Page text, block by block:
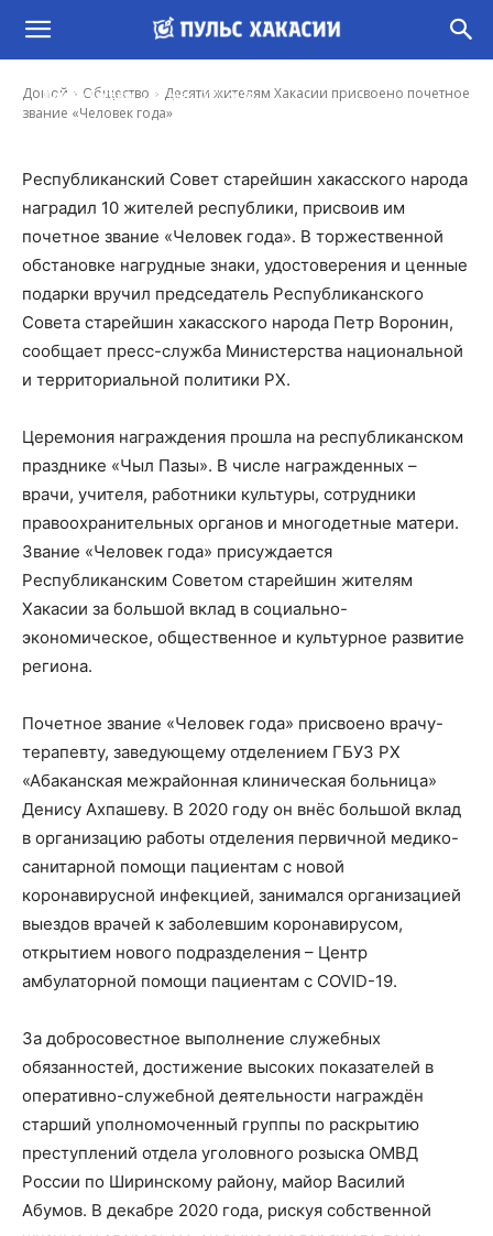
Домой Общество
Десяти жителям Хакасии присвоено почетное
звание «Человек года»
Десяти жителям Хакасии присвоено
почетное звание «Человек года»
Ирина Гусева - 21 Мар, 2021 9:58
Республиканский Совет старейшин хакасского народа
наградил 10 жителей республики, присвоив им
почетное звание «Человек года». В торжественной
обстановке нагрудные знаки, удостоверения и ценные
подарки вручил председатель Республиканского
Совета старейшин хакасского народа Петр Воронин,
сообщает пресс-служба Министерства национальной
и территориальной политики РХ.
Церемония награждения прошла на республиканском
празднике «Чыл Пазы». В числе награжденных –
врачи, учителя, работники культуры, сотрудники
правоохранительных органов и многодетные матери.
Звание «Человек года» присуждается
Республиканским Советом старейшин жителям
Хакасии за большой вклад в социально-
экономическое, общественное и культурное развитие
региона.
Почетное звание «Человек года» присвоено врачу-
терапевту, заведующему отделением ГБУЗ РХ
«Абаканская межрайонная клиническая больница»
Денису Ахпашеву. В 2020 году он внёс большой вклад
в организацию работы отделения первичной медико-
санитарной помощи пациентам с новой
коронавирусной инфекцией, занимался организацией
выездов врачей к заболевшим коронавирусом,
открытием нового подразделения – Центр
амбулаторной помощи пациентам с COVID-19.
За добросовестное выполнение служебных
обязанностей, достижение высоких показателей в
оперативно-служебной деятельности награждён
старший уполномоченный группы по раскрытию
преступлений отдела уголовного розыска ОМВД
России по Ширинскому району, майор Василий
Абумов. В декабре 2020 года, рискуя собственной